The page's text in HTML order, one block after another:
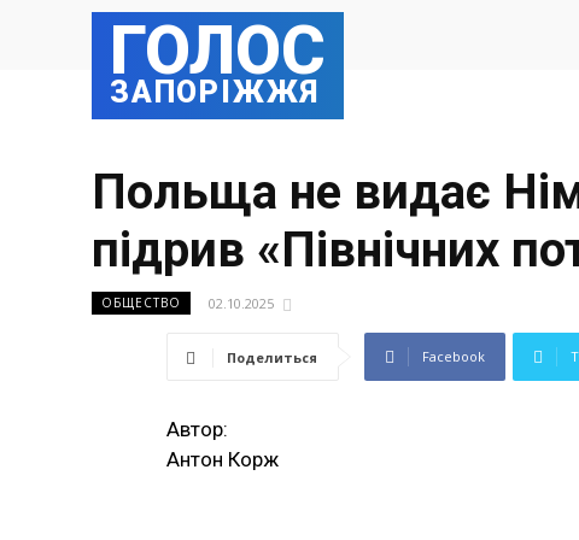
ГОЛОС
ЗАПОРІЖЖЯ
Польща не видає
підрив «Північних
ОБЩЕСТВО 02.10.2025
Поделиться Facebook
Автор:
Антон Корж